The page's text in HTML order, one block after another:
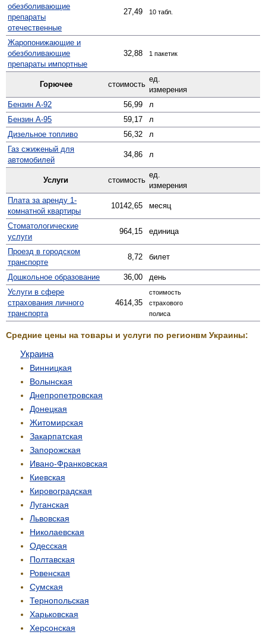
обезболивающие
препараты
отечественные
27,49 10 табл.
Жаро­понижающие и
обезболивающие
препараты импортные
32,88 1 пакетик
Горючее стоимость
ед.
измерения
Бензин А-92
56,99
л
Бензин А-95
59,17
л
Дизельное топливо
56,32
л
Газ сжиженый для
автомобилей
34,86 л
Услуги стоимость
ед.
измерения
Плата за аренду 1-
комнатной квартиры
10142,65 месяц
Стомато­логические
услуги
964,15 единица
Проезд в городском
транспорте
8,72 билет
Дошкольное образование 36,00
день
Услуги в сфере
страхования личного
транспорта
4614,35
стоимость
страхового
полиса
Средние цены на товары и услуги по регионвм Украины:
Украина
Винницкая
Волынская
Днепропетровская
Донецкая
Житомирская
Закарпатская
Запорожская
Ивано-Франковская
Киевская
Кировоградская
Луганская
Львовская
Николаевская
Одесская
Полтавская
Ровенская
Сумская
Тернопольская
Харьковская
Херсонская